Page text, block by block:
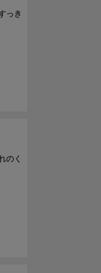
っき
のく